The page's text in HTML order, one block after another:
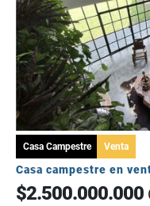
Casa Campestre Venta
Casa campestre en
$2.500.000.000